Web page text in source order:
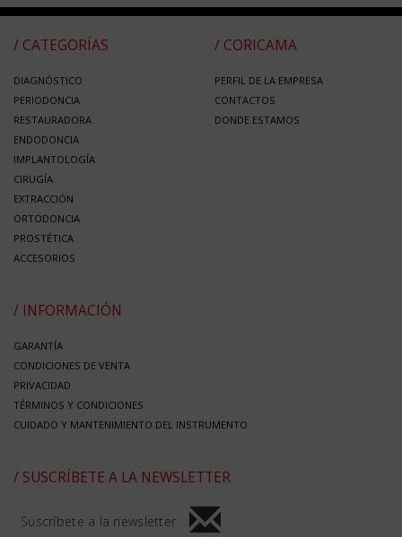
/ CATEGORÍAS
DIAGNÓSTICO
PERIODONCIA
RESTAURADORA
ENDODONCIA
IMPLANTOLOGÍA
CIRUGÍA
EXTRACCIÓN
ORTODONCIA
PROSTÉTICA
ACCESORIOS
/ CORICAMA
PERFIL DE LA EMPRESA
CONTACTOS
DONDE ESTAMOS
/ INFORMACIÓN
GARANTÍA
CONDICIONES DE VENTA
PRIVACIDAD
TÉRMINOS Y CONDICIONES
CUIDADO Y MANTENIMIENTO DEL INSTRUMENTO
/ SUSCRÍBETE A LA NEWSLETTER
Suscríbete a la newsletter